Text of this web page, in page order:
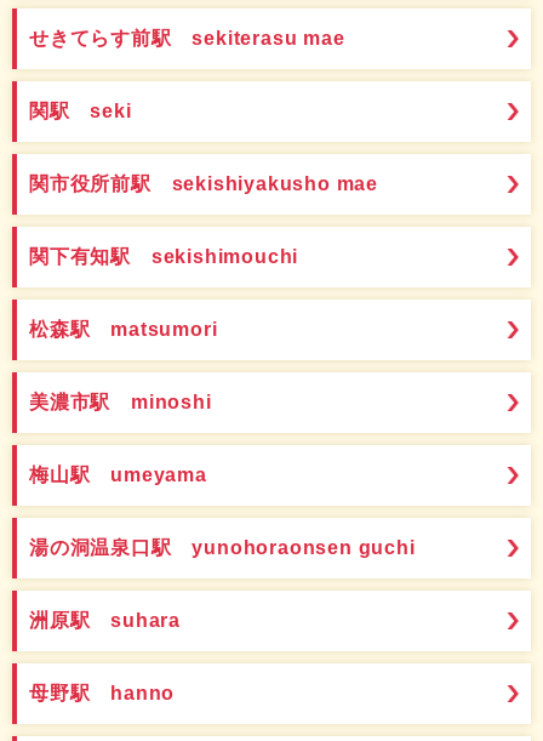
せきてらす前駅 sekiterasu mae
関駅 seki
関市役所前駅 sekishiyakusho mae
関下有知駅 sekishimouchi
松森駅 matsumori
美濃市駅 minoshi
梅山駅 umeyama
湯の洞温泉口駅 yunohoraonsen guchi
洲原駅 suhara
母野駅 hanno